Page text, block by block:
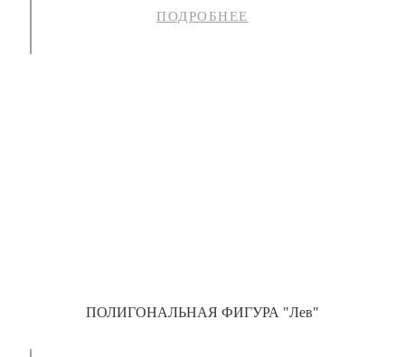
ПОДРОБНЕЕ
ПОЛИГОНАЛЬНАЯ ФИГУРА "Лев"